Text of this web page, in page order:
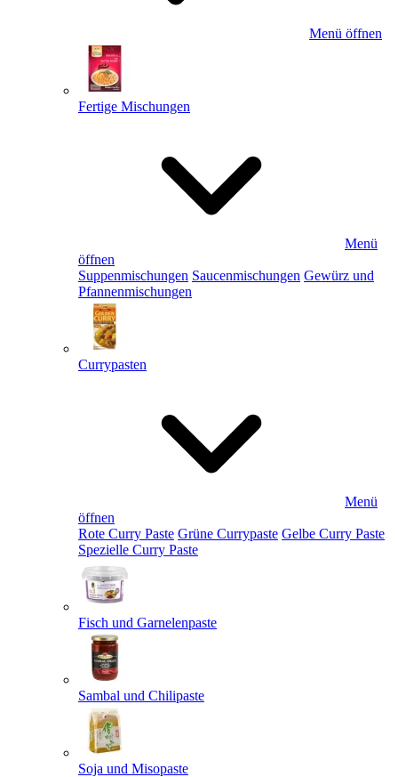
Menü öffnen
Fertige Mischungen
Menü
öffnen
Suppenmischungen Saucenmischungen Gewürz und
Pfannenmischungen
Currypasten
Menü
öffnen
Rote Curry Paste Grüne Currypaste Gelbe Curry Paste
Spezielle Curry Paste
Fisch und Garnelenpaste
Sambal und Chilipaste
Soja und Misopaste